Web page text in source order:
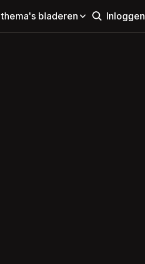
bladeren Inloggen